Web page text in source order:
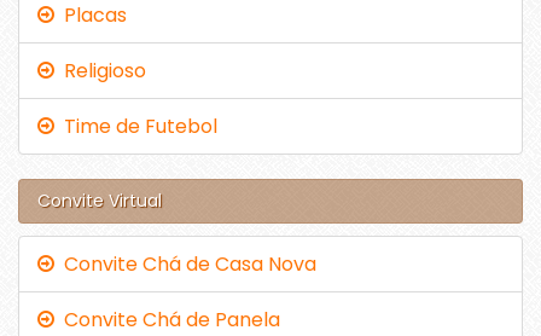
Placas
Religioso
Time de Futebol
Convite Virtual
Convite Chá de Casa Nova
Convite Chá de Panela